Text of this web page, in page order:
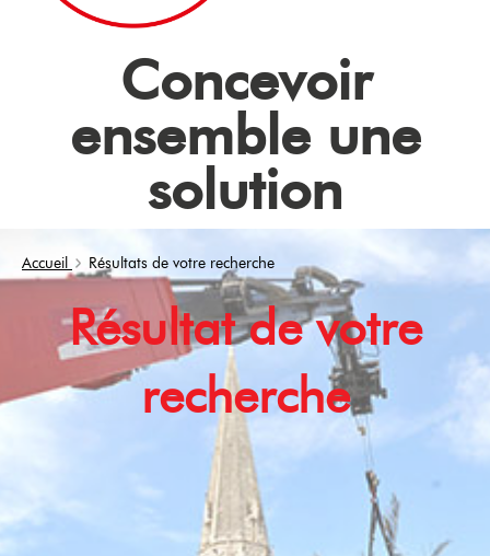
Concevoir
ensemble une
solution
Accueil Résultats de votre recherche
Résultat de votre
recherche